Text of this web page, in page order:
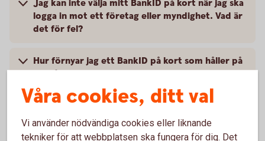
Jag kan inte välja mitt BankID på kort när jag ska
logga in mot ett företag eller myndighet. Vad är
det för fel?
Hur förnyar jag ett BankID på kort som håller på
att gå ut?
Hur länge gäller BankID på kort?
Hur byter jag lösenord (PIN-kod) på mitt BankID
Våra cookies, ditt val
Vi använder nödvändiga cookies eller liknande
tekniker för att webbplatsen ska fungera för dig. Det